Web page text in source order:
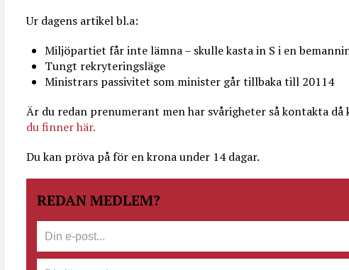
Ur dagens artikel bl.a:
Miljöpartiet får inte lämna – skulle kasta in S i en
Tungt rekryteringsläge
Ministrars passivitet som minister går tillbaka till 20114
Är du redan prenumerant men har svårigheter så kontakta då
du finner här.
Du kan pröva på för en krona under 14 dagar.
REDAN MEDLEM?